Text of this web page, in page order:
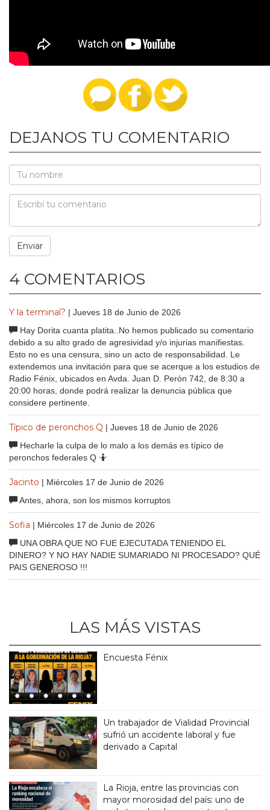
DEJANOS TU COMENTARIO
4 COMENTARIOS
Y la terminal? | Jueves 18 de Junio de 2026
Hay Dorita cuanta platita..No hemos publicado su comentario
debido a su alto grado de agresividad y/o injurias manifiestas.
Esto no es una censura, sino un acto de responsabilidad. Le
extendemos una invitación para que se acerque a los estudios de
Radio Fénix, ubicados en Avda. Juan D. Perón 742, de 8:30 a
20:00 horas, donde podrá realizar la denuncia pública que
considere pertinente.
Típico de peronchos Q | Jueves 18 de Junio de 2026
Hecharle la culpa de lo malo a los demás es típico de
peronchos federales Q 🤷
Jacinto | Miércoles 17 de Junio de 2026
Antes, ahora, son los mismos korruptos
Sofia | Miércoles 17 de Junio de 2026
UNA OBRA QUE NO FUE EJECUTADA TENIENDO EL
DINERO? Y NO HAY NADIE SUMARIADO NI PROCESADO? QUÉ
PAIS GENEROSO !!!
LAS MÁS VISTAS
Encuesta Fénix
Un trabajador de Vialidad Provincial
sufrió un accidente laboral y fue
derivado a Capital
La Rioja, entre las provincias con
mayor morosidad del país: uno de